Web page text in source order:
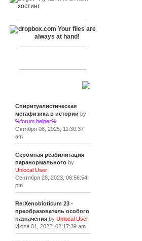
Спиритуалистическая
метафизика в истории by
%forum.helper%
Октября 08, 2025, 11:30:37
am
Скромная реабилитация
паранормальногоby
Unlocal User
Сентября 28, 2023, 06:56:54
pm
Re:Xenobioticum 23 -
преобразователь особого
назначенияby Unlocal User
Июля 01, 2022, 02:17:39 am